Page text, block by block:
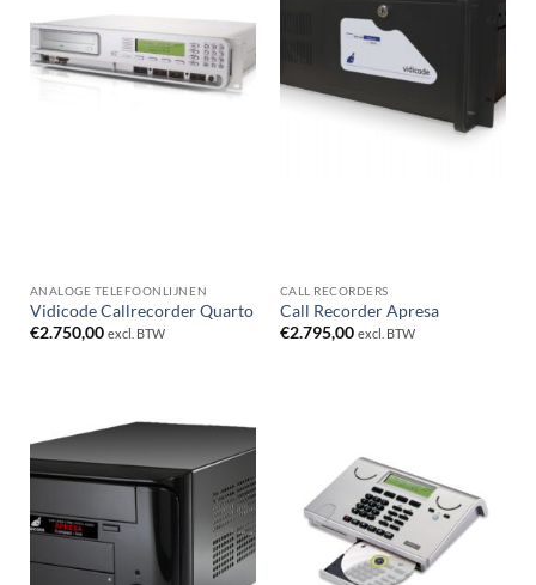
ANALOGE TELEFOONLIJNEN
Vidicode Callrecorder Quarto
€2.750,00 excl. BTW
CALL RECORDERS
Call Recorder Apresa
€2.795,00 excl. BTW